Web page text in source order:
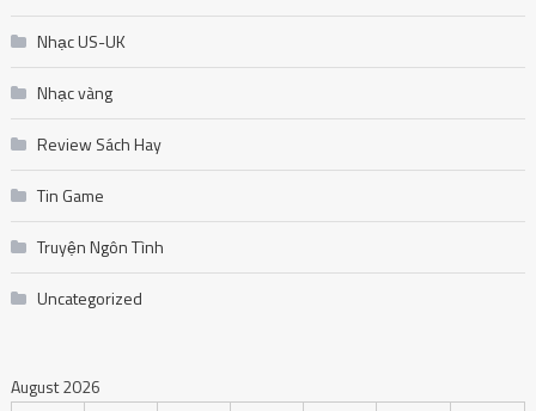
Nhạc US-UK
Nhạc vàng
Review Sách Hay
Tin Game
Truyện Ngôn Tình
Uncategorized
August 2026